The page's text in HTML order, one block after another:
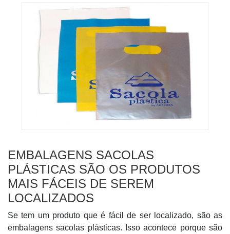
EMBALAGENS SACOLAS
PLÁSTICAS SÃO OS PRODUTOS
MAIS FÁCEIS DE SEREM
LOCALIZADOS
Se tem um produto que é fácil de ser localizado, são as
embalagens sacolas plásticas. Isso acontece porque são